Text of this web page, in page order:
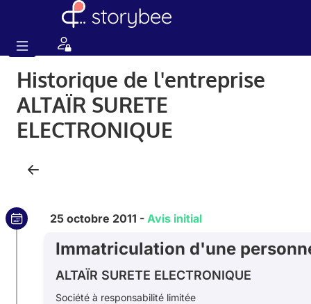
Historique de l'entreprise
ALTAÏR SURETE
ELECTRONIQUE
25 octobre 2011 - Avis initial
Immatriculation d'une
ALTAÏR SURETE ELECTRONIQUE
Société à responsabilité limitée